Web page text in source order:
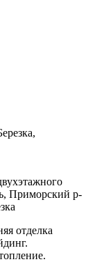
Приморский р-
отделка